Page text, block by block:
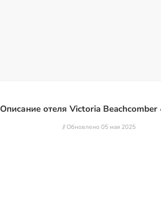
Описание отеля Victoria Beachcomber
// Обновлено 05 мая 2025